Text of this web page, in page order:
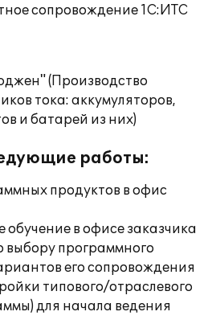
сопровождение 1С:ИТС
(Производство
тока: аккумуляторов,
и батарей из них)
работы:
продуктов в офис
в офисе заказчика
выбору программного
его сопровождения
типового/отраслевого
для начала ведения